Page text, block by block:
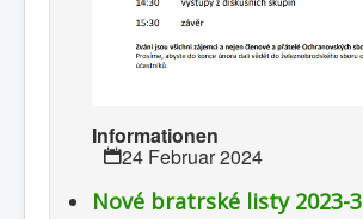
Informationen
24 Februar 2024
Nové bratrské listy 2023-3